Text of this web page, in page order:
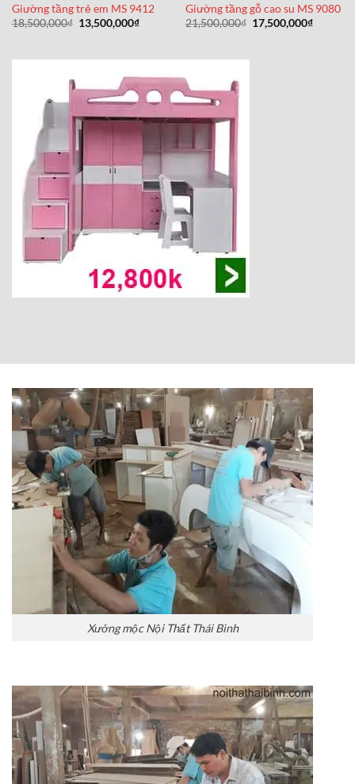
Giường tầng trẻ em MS 9412
18,500,000₫ Giá
gốc
13,500,000₫Giá
13,500,000₫.
Giường tầng gỗ cao su MS 9080
21,500,000₫ Giá
gốc
17,500,000₫Giá
Xưởng mộc Nội Thất Thái Bình